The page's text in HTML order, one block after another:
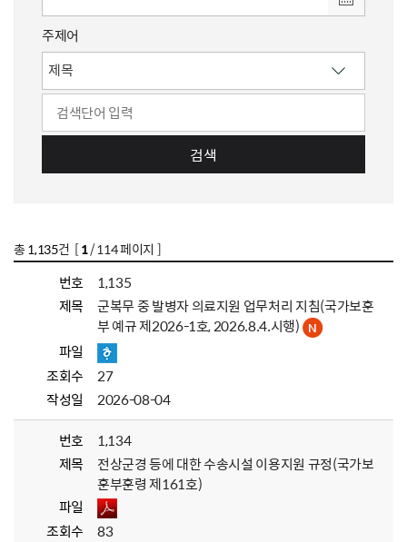
주제어
검색
총 1,135건 [1/ 114 페이지 ]
번호
1,135
제목
군복무 중 발병자 의료지원 업무처리 지침(국가보훈
부 예규 제2026-1호, 2026.8.4.시행)
파일
조회수
27
작성일
2026-08-04
번호
1,134
제목
전상군경 등에 대한 수송시설 이용지원 규정(국가보
훈부훈령 제161호)
파일
조회수
83